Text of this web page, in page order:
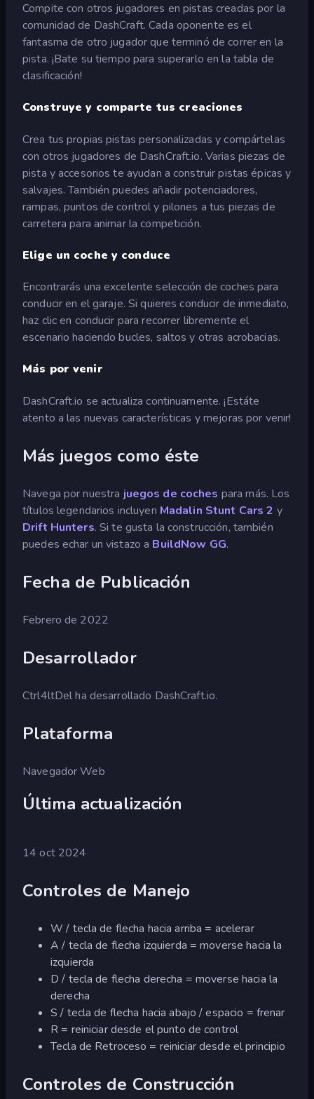
Compite con otros jugadores en pistas creadas por la
comunidad de DashCraft. Cada oponente es el
fantasma de otro jugador que terminó de correr en la
pista. ¡Bate su tiempo para superarlo en la tabla de
clasificación!
Construye y comparte tus creaciones
Crea tus propias pistas personalizadas y compártelas
con otros jugadores de DashCraft.io. Varias piezas de
pista y accesorios te ayudan a construir pistas épicas y
salvajes. También puedes añadir potenciadores,
rampas, puntos de control y pilones a tus piezas de
carretera para animar la competición.
Elige un coche y conduce
Encontrarás una excelente selección de coches para
conducir en el garaje. Si quieres conducir de inmediato,
haz clic en conducir para recorrer libremente el
escenario haciendo bucles, saltos y otras acrobacias.
Más por venir
DashCraft.io se actualiza continuamente. ¡Estáte
atento a las nuevas características y mejoras por venir!
Más juegos como éste
Navega por nuestra juegos de coches para más. Los
títulos legendarios incluyen Madalin Stunt Cars 2 y
Drift Hunters. Si te gusta la construcción, también
puedes echar un vistazo a BuildNow GG.
Fecha de Publicación
Febrero de 2022
Desarrollador
Ctrl4ltDel ha desarrollado DashCraft.io.
Plataforma
Navegador Web
Última actualización
14 oct 2024
Controles de Manejo
W / tecla de flecha hacia arriba = acelerar
A / tecla de flecha izquierda = moverse hacia la
izquierda
D / tecla de flecha derecha = moverse hacia la
derecha
S / tecla de flecha hacia abajo / espacio = frenar
R = reiniciar desde el punto de control
Tecla de Retroceso = reiniciar desde el principio
Controles de Construcción